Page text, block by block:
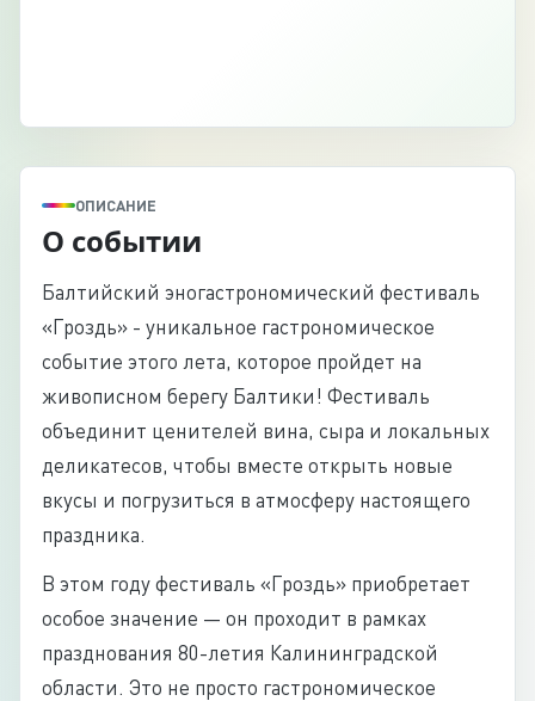
ОПИСАНИЕ
О событии
Балтийский эногастрономический фестиваль
«Гроздь» - уникальное гастрономическое
событие этого лета, которое пройдет на
живописном берегу Балтики! Фестиваль
объединит ценителей вина, сыра и локальных
деликатесов, чтобы вместе открыть новые
вкусы и погрузиться в атмосферу настоящего
праздника.
В этом году фестиваль «Гроздь» приобретает
особое значение — он проходит в рамках
празднования 80-летия Калининградской
области. Это не просто гастрономическое